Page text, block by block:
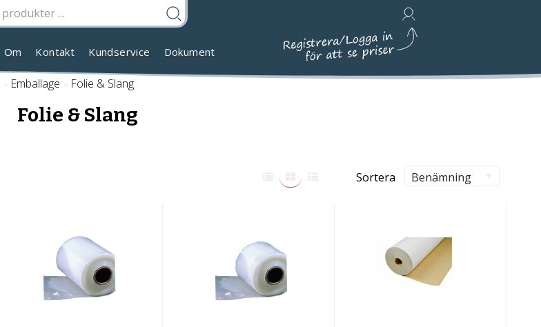
Om Kontakt Kundservice Dokument
/ Emballage / Folie & Slang
Folie & Slang
Sortera
Benämning